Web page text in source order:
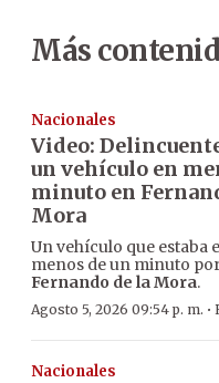
Más
Nacionales
Video:
un vehículo en
minuto en
Mora
Un vehículo que estaba
menos de un minuto
Fernando de la Mora.
Agosto 5, 2026 09:54 p. m. ·
Nacionales